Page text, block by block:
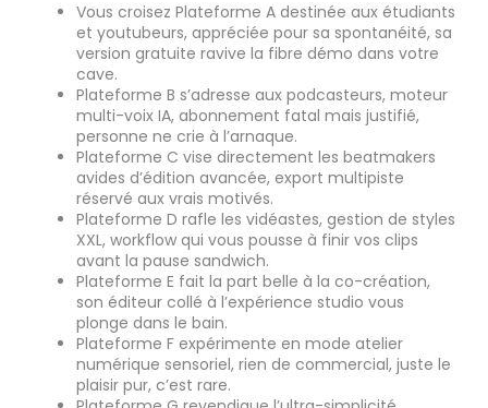
Vous croisez Plateforme A destinée aux étudiants
et youtubeurs, appréciée pour sa spontanéité, sa
version gratuite ravive la fibre démo dans votre
cave.
Plateforme B s’adresse aux podcasteurs, moteur
multi-voix IA, abonnement fatal mais justifié,
personne ne crie à l’arnaque.
Plateforme C vise directement les beatmakers
avides d’édition avancée, export multipiste
réservé aux vrais motivés.
Plateforme D rafle les vidéastes, gestion de styles
XXL, workflow qui vous pousse à finir vos clips
avant la pause sandwich.
Plateforme E fait la part belle à la co-création,
son éditeur collé à l’expérience studio vous
plonge dans le bain.
Plateforme F expérimente en mode atelier
numérique sensoriel, rien de commercial, juste le
plaisir pur, c’est rare.